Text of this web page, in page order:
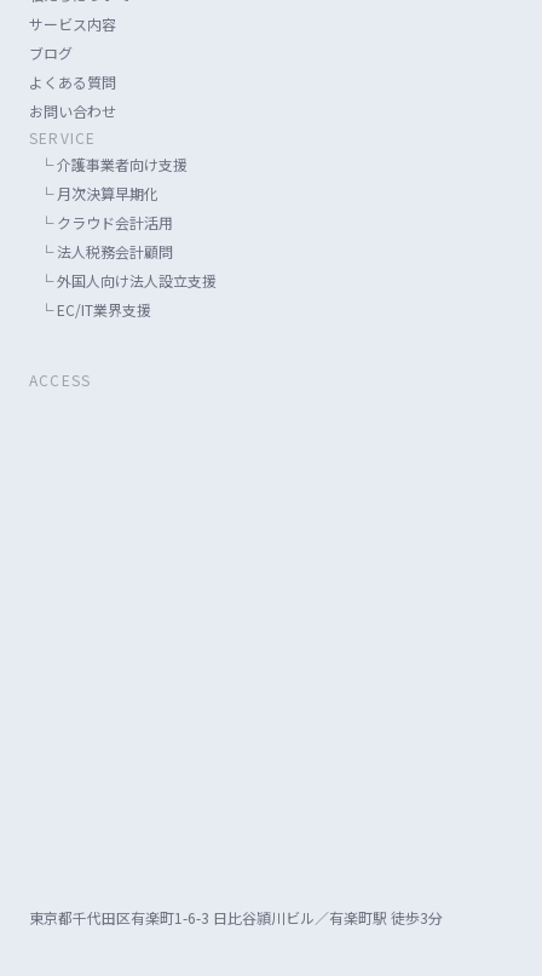
サービス内容
ブログ
よくある質問
お問い合わせ
SERVICE
└介護事業者向け支援
└月次決算早期化
└クラウド会計活用
└法人税務会計顧問
└外国人向け法人設立支援
└EC/IT業界支援
ACCESS
東京都千代田区有楽町1-6-3 日比谷頴川ビル／有楽町駅 徒歩3分